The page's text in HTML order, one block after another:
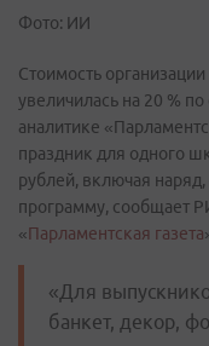
Фото: ИИ
Стоимость
увеличилась на 20 %
аналитике
праздник для одного
рублей, включая
программу, сообщает
«Парламентская газета
«Для
банкет, декор,